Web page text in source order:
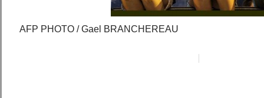
AFP PHOTO / Gael BRANCHEREAU